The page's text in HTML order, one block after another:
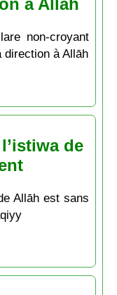
à Allāh
non-croyant
direction à Allāh
de
Allāh est sans